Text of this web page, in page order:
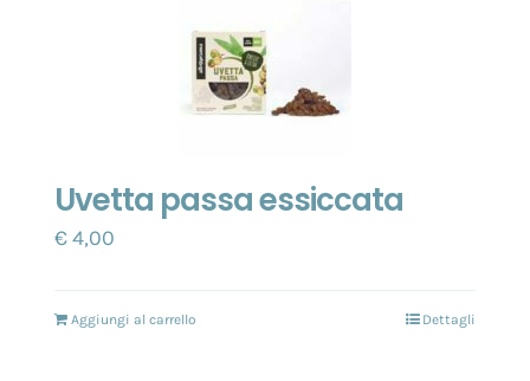
Uvetta passa essiccata
€4,00
Aggiungi al carrello Dettagli